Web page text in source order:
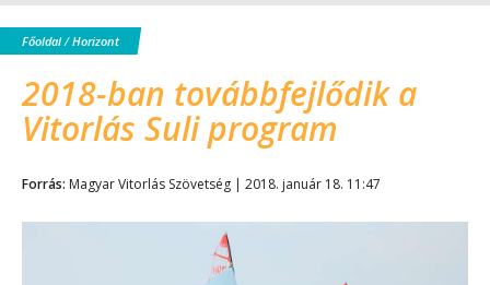
Főoldal/Horizont
2018-ban továbbfejlődik a
Vitorlás Suli program
Forrás: Magyar Vitorlás Szövetség | 2018. január 18. 11:47